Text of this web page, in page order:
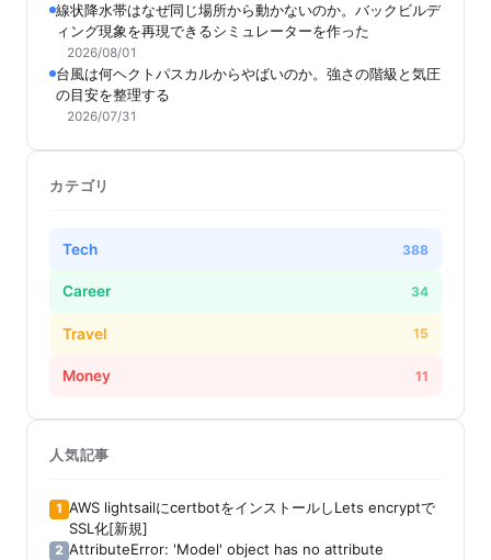
線状降水帯はなぜ同じ場所から動かないのか。バックビルデ
ィング現象を再現できるシミュレーターを作った
2026/08/01
台風は何ヘクトパスカルからやばいのか。強さの階級と気圧
の目安を整理する
2026/07/31
カテゴリ
Tech 388
Career 34
Travel 15
Money 11
人気記事
1 AWS lightsailにcertbotをインストールしLets encryptで
SSL化[新規]
2 AttributeError: 'Model' object has no attribute